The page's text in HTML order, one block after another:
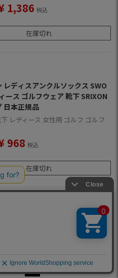
1,386 税込
在庫切れ
レディスアンクルソックス SWO
ース ゴルフウェア 靴下 SRIXON
日本正規品
レディース 女性用 ゴルフ ゴルフ
968 税込
在庫切れ
優先度順
…